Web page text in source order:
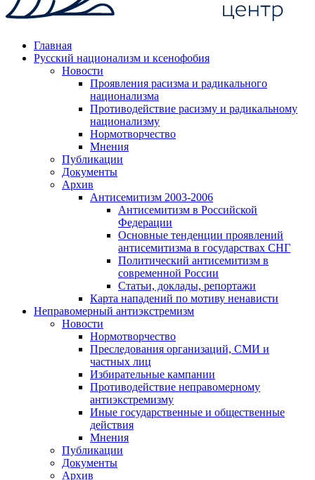
Главная
Русский национализм и ксенофобия
Новости
Проявления расизма и радикального
национализма
Противодействие расизму и радикальному
национализму
Нормотворчество
Мнения
Публикации
Документы
Архив
Антисемитизм 2003-2006
Антисемитизм в Российской
Федерации
Основные тенденции проявлений
антисемитизма в государствах СНГ
Политический антисемитизм в
современной России
Статьи, доклады, репортажи
Карта нападений по мотиву ненависти
Неправомерный антиэкстремизм
Новости
Нормотворчество
Преследования организаций, СМИ и
частных лиц
Избирательные кампании
Противодействие неправомерному
антиэкстремизму
Иные государственные и общественные
действия
Мнения
Публикации
Документы
Архив